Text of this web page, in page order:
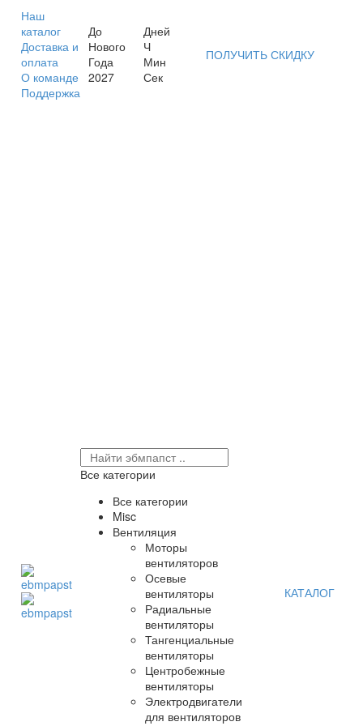
Наш
каталог
Доставка и
оплата
О команде
Поддержка
До
Нового
Года
2027
Дней
Ч
Мин
Сек
ПОЛУЧИТЬ СКИДКУ
Все категории
Все категории
Misc
Вентиляция
Моторы
вентиляторов
Осевые
вентиляторы
Радиальные
вентиляторы
Тангенциальные
вентиляторы
Центробежные
вентиляторы
Электродвигатели
для вентиляторов
КАТАЛОГ